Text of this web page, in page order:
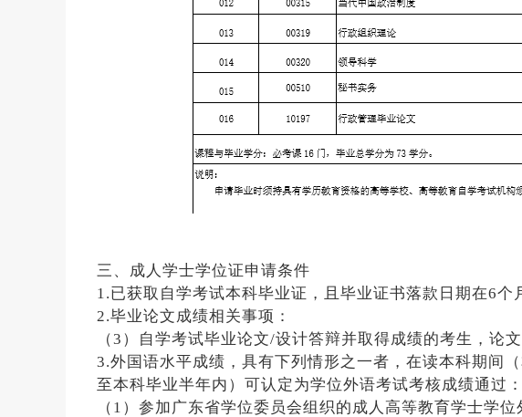
三、成人学士学位证申请条件
1.已获取自学考试本科毕业证，且毕业证书落款日期在6个
2.毕业论文成绩相关事项：
（3）自学考试毕业论文/设计答辩并取得成绩的考生，论
3.外国语水平成绩，具有下列情形之一者，在读本科期间
至本科毕业半年内）可认定为学位外语考试考核成绩通过：
（1）参加广东省学位委员会组织的成人高等教育学士学